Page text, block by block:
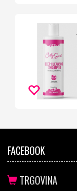
FACEBOOK
TRGOVINA